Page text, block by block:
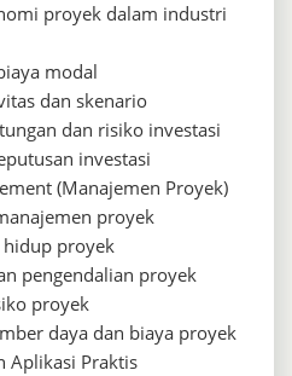
proyek dalam industri
modal
dan skenario
dan risiko investasi
investasi
(Manajemen Proyek)
proyek
hidup proyek
pengendalian proyek
proyek
daya dan biaya proyek
Aplikasi Praktis